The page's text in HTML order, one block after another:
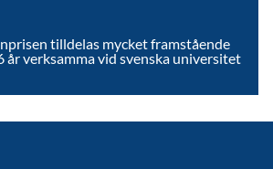
tilldelas mycket framstående
år verksamma vid svenska universitet